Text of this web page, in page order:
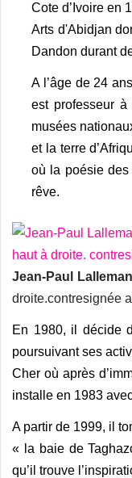
Cote d’Ivoire en
Arts d'Abidjan
Dandon durant
A l’âge de 24
est professeur
musées
et la terre
où la poésie des
rêve.
Jean-Paul
droite.contresignée
En 1980, il décide
poursuivant ses
Cher où après
installe en 1983
A partir de 1999, il
« la baie de
qu’il trouve